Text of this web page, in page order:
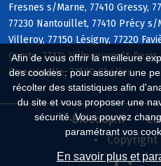
Afin de vous offrir la meilleure
des cookies : pour assurer une
récolter des statistiques afin
du site et vous proposer une
sécurité. Vous pouvez
paramétrant vos
En savoir plus et
Fresnes s/Marne, 77410 Gressy,
77230 Nantouillet, 77410 Précy s/
Villeroy, 77150 Lésigny, 77220
Comte, 77174 Villeneuve-St-
Emerainville, 77500 Chelles
Biocoop.fr
Copyright